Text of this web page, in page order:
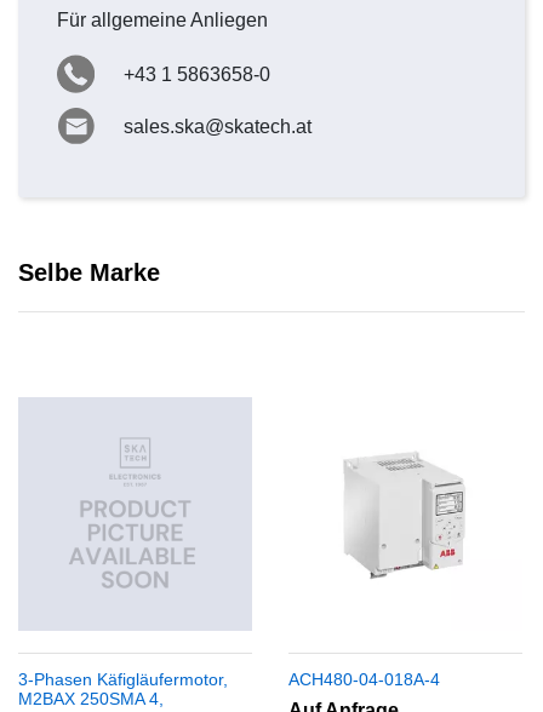
Für allgemeine Anliegen
+43 1 5863658-0
sales.ska@skatech.at
Selbe Marke
ACH480-04-018A-4 ACH480-04-